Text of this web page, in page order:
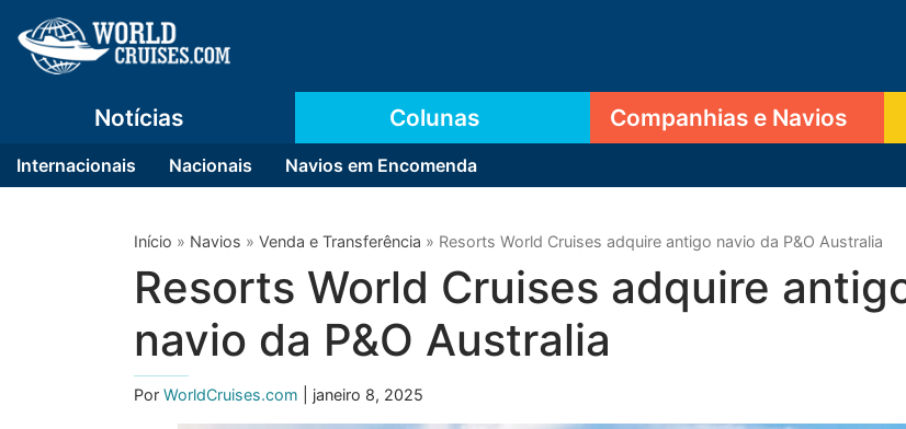
Notícias
Internacionais Nacionais Navios em Encomenda
Colunas Companhias e Navios
Início » Navios » Venda e Transferência » Resorts World Cruises adquire antigo navio da P&O Australia
Resorts World Cruises adquire
navio da P&O Australia
Por WorldCruises.com | janeiro 8, 2025